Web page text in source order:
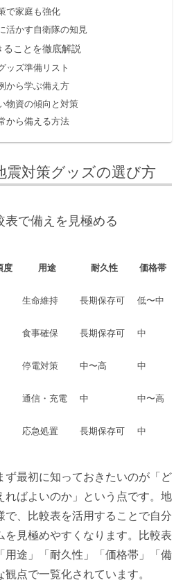
で家庭も強化
活かす自衛隊の知見
ことを徹底解説
ッズ準備リスト
から学ぶ備え方
物資の傾向と対策
から備える方法
震対策グッズの選び方
で備えを見極める
度 用途 耐久性 価格帯
生命維持 長期保存可 低〜中
食事確保 長期保存可 中
停電対策 中〜高 中
通信・充電 中 中〜高
応急処置 長期保存可 中
ず最初に知っておきたいのが「ど
ればよいのか」という点です。地
で、比較表を活用することで自分
を見極めやすくなります。比較表
用途」「耐久性」「価格帯」「備
点で一覧化されています。